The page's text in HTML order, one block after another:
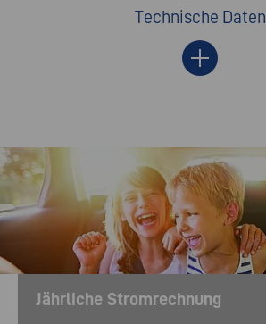
Technische Daten
Jährliche Stromrechnung